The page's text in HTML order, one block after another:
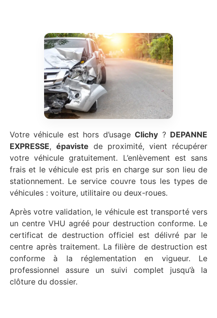
Votre véhicule est hors d’usageClichy ? DEPANNE
EXPRESSE, épaviste de proximité, vient récupérer
votre véhicule gratuitement. L’enlèvement est sans
frais et le véhicule est pris en charge sur son lieu de
stationnement. Le service couvre tous les types de
véhicules : voiture, utilitaire ou deux-roues.
Après votre validation, le véhicule est transporté vers
un centre VHU agréé pour destruction conforme. Le
certificat de destruction officiel est délivré par le
centre après traitement. La filière de destruction est
conforme à la réglementation en vigueur. Le
professionnel assure un suivi complet jusqu’à la
clôture du dossier.